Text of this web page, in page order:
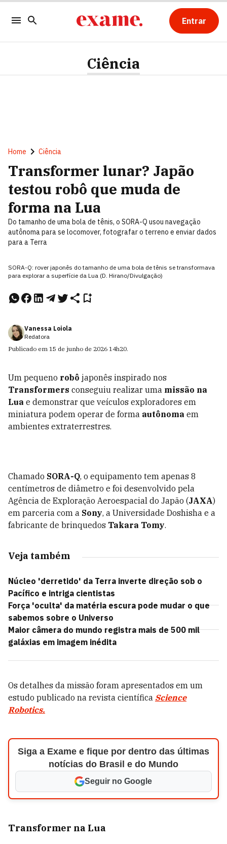
Entrar
Ciência
Home Ciência
Transformer lunar? Japão
testou robô que muda de
forma na Lua
Do tamanho de uma bola de tênis, o SORA-Q usou navegação
autônoma para se locomover, fotografar o terreno e enviar dados
para a Terra
SORA-Q: rover japonês do tamanho de uma bola de tênis se transformava
para explorar a superfície da Lua (D. Hirano/Divulgação)
Vanessa Loiola
Redatora
Publicado em 15 de junho de 2026 14h20.
Um pequeno robô japonês inspirado nos
Transformers conseguiu realizar uma missão na
Lua e demonstrar que veículos exploradores em
miniatura podem operar de forma autônoma em
ambientes extraterrestres.
Chamado SORA-Q, o equipamento tem apenas 8
centímetros de diâmetro e foi desenvolvido pela
Agência de Exploração Aeroespacial do Japão (JAXA)
em parceria com a Sony, a Universidade Doshisha e a
fabricante de brinquedos Takara Tomy.
Veja também
Núcleo 'derretido' da Terra inverte direção sob o
Pacífico e intriga cientistas
Força 'oculta' da matéria escura pode mudar o que
sabemos sobre o Universo
Maior câmera do mundo registra mais de 500 mil
galáxias em imagem inédita
Os detalhes da missão foram apresentados em um
estudo publicado na revista científica Science
Robotics.
Siga a Exame e fique por dentro das últimas
notícias do Brasil e do Mundo
Seguir no Google
Transformer na Lua